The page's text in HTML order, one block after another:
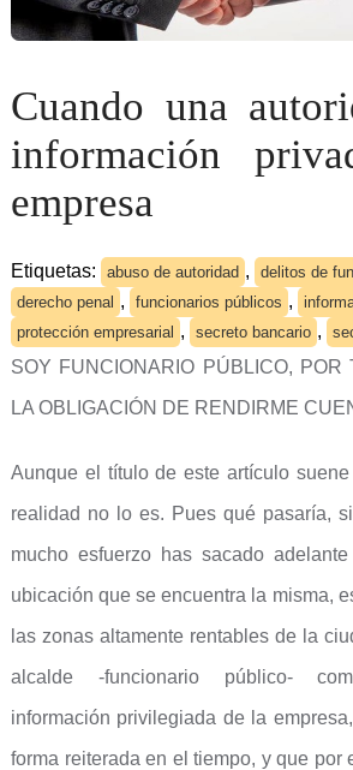
Cuando una
información
empresa
Etiquetas: abuso de autoridad , delitos de
derecho penal , funcionarios públicos ,
protección empresarial , secreto bancario ,
SOY FUNCIONARIO PÚBLICO, POR
LA OBLIGACIÓN DE RENDIRME
Aunque el título de este artículo
realidad no lo es. Pues qué pasaría,
mucho esfuerzo has sacado
ubicación que se encuentra la misma,
las zonas altamente rentables de la
alcalde -funcionario público-
información privilegiada de la
forma reiterada en el tiempo, y que por